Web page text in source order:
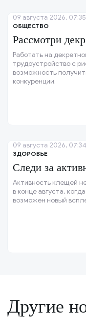
ОБЩЕСТВО
Рассмотри
Работать на
трудоустройство с
возможность
конкуренции.
09 августа 2026, 07:35
ЗДОРОВЬЕ
Следи за
Активность клещей
в конце августа,
возможен новый
09 августа 2026, 07:34
Другие